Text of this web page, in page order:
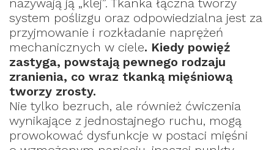
nazywają ją „klej”. Tkanka łączna tworzy
system poślizgu oraz odpowiedzialna jest za
przyjmowanie i rozkładanie naprężeń
mechanicznych w ciele. Kiedy powięź
zastyga, powstają pewnego rodzaju
zranienia, co wraz tkanką mięśniową
tworzy zrosty.
Nie tylko bezruch, ale również ćwiczenia
wynikające z jednostajnego ruchu, mogą
prowokować dysfunkcje w postaci mięśni